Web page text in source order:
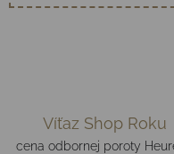
Víťaz Shop Roku
cena odbornej poroty